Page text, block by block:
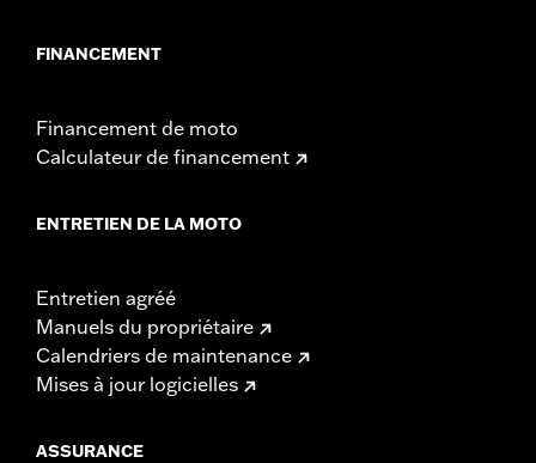
FINANCEMENT
Financement de moto
Calculateur de financement
ENTRETIEN DE LA MOTO
Entretien agréé
Manuels du propriétaire
Calendriers de maintenance
Mises à jour logicielles
ASSURANCE